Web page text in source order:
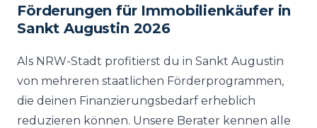
Förderungen für Immobilienkäufer in
Sankt Augustin 2026
Als NRW-Stadt profitierst du in Sankt Augustin
von mehreren staatlichen Förderprogrammen,
die deinen Finanzierungsbedarf erheblich
reduzieren können. Unsere Berater kennen alle